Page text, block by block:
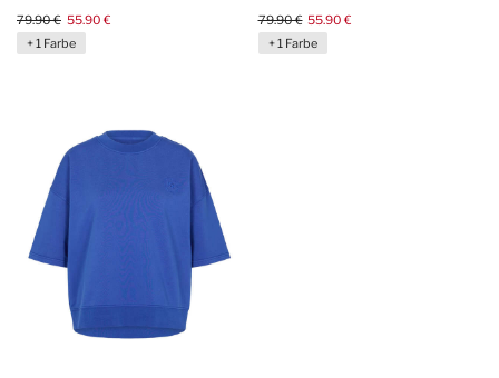
79.90 € 55.90 €
+ 1 Farbe
79.90 € 55.90 €
+ 1 Farbe